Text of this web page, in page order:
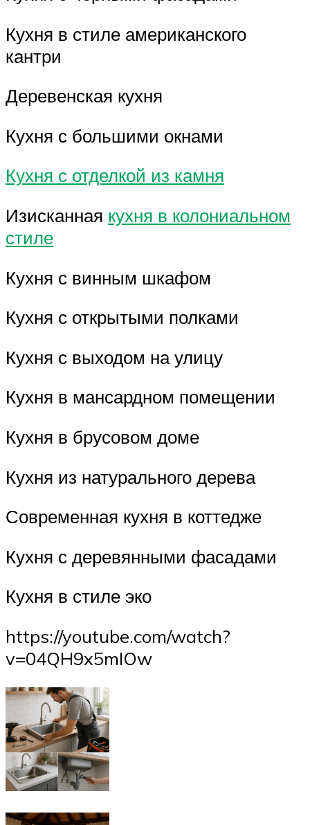
Кухня в стиле американского
кантри
Деревенская кухня
Кухня с большими окнами
Кухня с отделкой из камня
Изисканная кухня в колониальном
стиле
Кухня с винным шкафом
Кухня с открытыми полками
Кухня с выходом на улицу
Кухня в мансардном помещении
Кухня в брусовом доме
Кухня из натурального дерева
Современная кухня в коттедже
Кухня с деревянными фасадами
Кухня в стиле эко
https://youtube.com/watch?
v=04QH9x5mIOw